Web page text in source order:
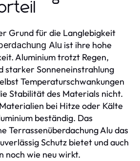
Grund für die Langlebigkeit
Alu ist ihre hohe
Aluminium trotzt Regen,
starker Sonneneinstrahlung
Temperaturschwankungen
Stabilität des Materials nicht.
bei Hitze oder Kälte
beständig. Das
Terrassenüberdachung Alu das
Schutz bietet und auch
noch wie neu wirkt.